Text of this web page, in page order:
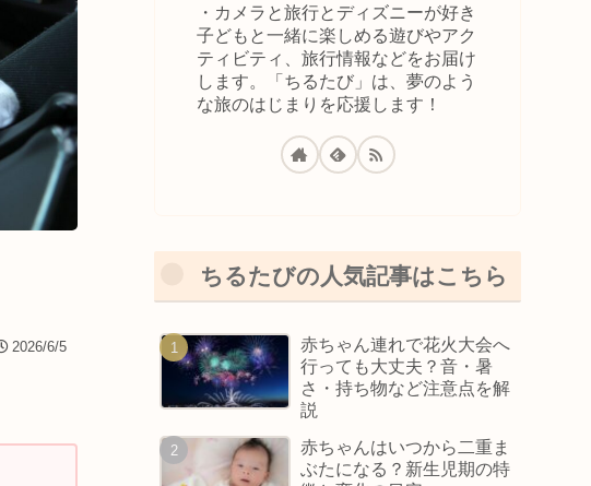
2026/6/5
・カメラと旅行とディズニーが好き
子どもと一緒に楽しめる遊びやアク
ティビティ、旅行情報などをお届け
します。「ちるたび」は、夢のよう
な旅のはじまりを応援します！
ちるたびの人気記事はこちら
赤ちゃん連れで花火大会へ
行っても大丈夫？音・暑
さ・持ち物など注意点を解
説
赤ちゃんはいつから二重ま
ぶたになる？新生児期の特